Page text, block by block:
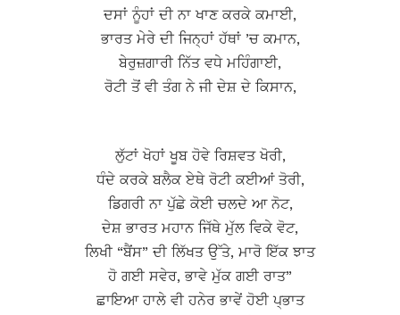
ਦਸਾਂ ਨੂੰਹਾਂ ਦੀ ਨਾ ਖਾਣ ਕਰਕੇ ਕਮਾਈ,
ਭਾਰਤ ਮੇਰੇ ਦੀ ਜਿਨ੍ਹਾਂ ਹੱਥਾਂ ’ਚ ਕਮਾਨ,
ਬੇਰੁਜ਼ਗਾਰੀ ਨਿੱਤ ਵਧੇ ਮਹਿੰਗਾਈ,
ਰੋਟੀ ਤੋਂ ਵੀ ਤੰਗ ਨੇ ਜੀ ਦੇਸ਼ ਦੇ ਕਿਸਾਨ,
ਲੁੱਟਾਂ ਖੋਹਾਂ ਖੂਬ ਹੋਵੇ ਰਿਸ਼ਵਤ ਖੋਰੀ,
ਧੰਦੇ ਕਰਕੇ ਬਲੈਕ ਏਥੇ ਰੋਟੀ ਕਈਆਂ ਤੋਰੀ,
ਡਿਗਰੀ ਨਾ ਪੁੱਛੇ ਕੋਈ ਚਲਦੇ ਆ ਨੋਟ,
ਦੇਸ਼ ਭਾਰਤ ਮਹਾਨ ਜਿੱਥੇ ਮੁੱਲ ਵਿਕੇ ਵੋਟ,
ਲਿਖੀ “ਬੈਂਸ” ਦੀ ਲਿੱਖਤ ਉੱਤੇ, ਮਾਰੋ ਇੱਕ ਝਾਤ
ਹੋ ਗਈ ਸਵੇਰ, ਭਾਵੇ ਮੁੱਕ ਗਈ ਰਾਤ”
ਛਾਇਆ ਹਾਲੇ ਵੀ ਹਨੇਰ ਭਾਵੇਂ ਹੋਈ ਪ੍ਭਾਤ